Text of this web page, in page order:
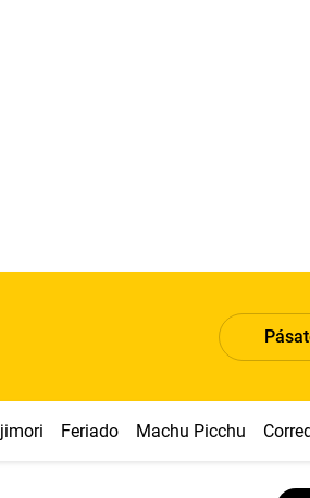
Feriado Machu Picchu